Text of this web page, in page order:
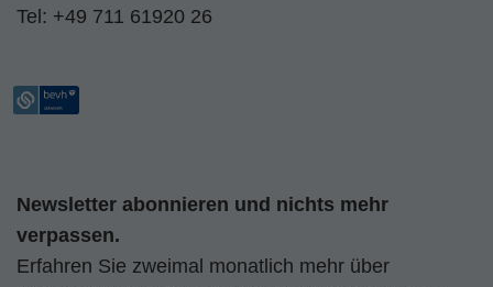
Tel: +49 711 61920 26
Newsletter abonnieren und nichts mehr
verpassen.
Erfahren Sie zweimal monatlich mehr über